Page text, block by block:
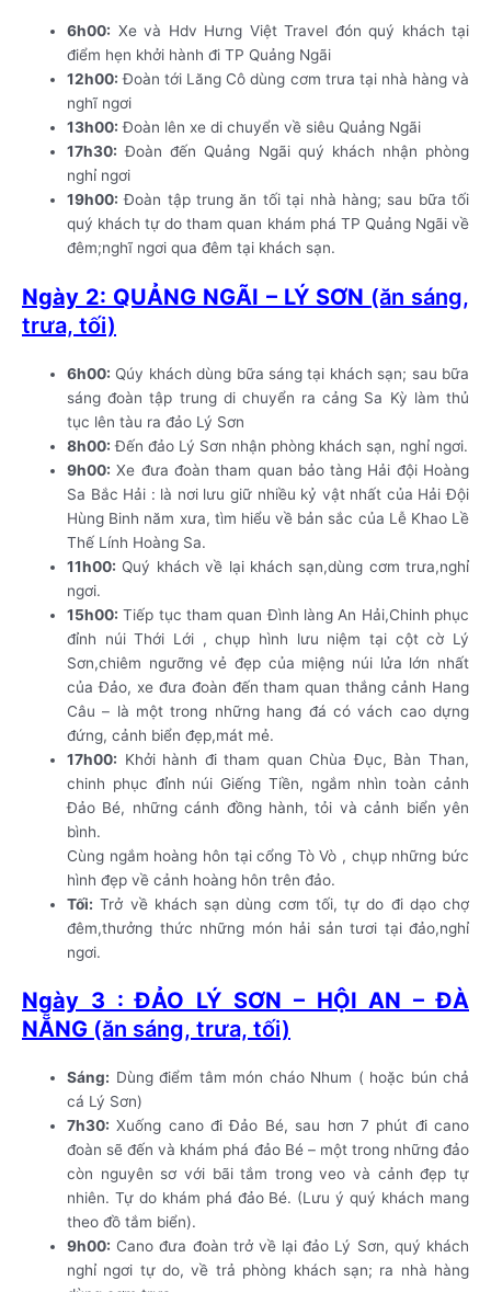
6h00: Xe và Hdv Hưng Việt Travel đón quý khách tại
điểm hẹn khởi hành đi TP Quảng Ngãi
12h00: Đoàn tới Lăng Cô dùng cơm trưa tại nhà hàng và
nghĩ ngơi
13h00: Đoàn lên xe di chuyển về siêu Quảng Ngãi
17h30: Đoàn đến Quảng Ngãi quý khách nhận phòng
nghỉ ngơi
19h00: Đoàn tập trung ăn tối tại nhà hàng; sau bữa tối
quý khách tự do tham quan khám phá TP Quảng Ngãi về
đêm;nghĩ ngơi qua đêm tại khách sạn.
Ngày 2: QUẢNG NGÃI – LÝ SƠN (ăn sáng,
trưa, tối)
6h00: Qúy khách dùng bữa sáng tại khách sạn; sau bữa
sáng đoàn tập trung di chuyển ra cảng Sa Kỳ làm thủ
tục lên tàu ra đảo Lý Sơn
8h00: Đến đảo Lý Sơn nhận phòng khách sạn, nghỉ ngơi.
9h00: Xe đưa đoàn tham quan bảo tàng Hải đội Hoàng
Sa Bắc Hải : là nơi lưu giữ nhiều kỷ vật nhất của Hải Đội
Hùng Binh năm xưa, tìm hiểu về bản sắc của Lễ Khao Lề
Thế Lính Hoàng Sa.
11h00: Quý khách về lại khách sạn,dùng cơm trưa,nghỉ
ngơi.
15h00: Tiếp tục tham quan Đình làng An Hải,Chinh phục
đỉnh núi Thới Lới , chụp hình lưu niệm tại cột cờ Lý
Sơn,chiêm ngưỡng vẻ đẹp của miệng núi lửa lớn nhất
của Đảo, xe đưa đoàn đến tham quan thắng cảnh Hang
Câu – là một trong những hang đá có vách cao dựng
đứng, cảnh biển đẹp,mát mẻ.
17h00: Khởi hành đi tham quan Chùa Đục, Bàn Than,
chinh phục đỉnh núi Giếng Tiền, ngắm nhìn toàn cảnh
Đảo Bé, những cánh đồng hành, tỏi và cảnh biển yên
bình.
Cùng ngắm hoàng hôn tại cổng Tò Vò , chụp những bức
hình đẹp về cảnh hoàng hôn trên đảo.
Tối: Trở về khách sạn dùng cơm tối, tự do đi dạo chợ
đêm,thưởng thức những món hải sản tươi tại đảo,nghỉ
ngơi.
Ngày 3 : ĐẢO LÝ SƠN – HỘI AN – ĐÀ
NẴNG (ăn sáng, trưa, tối)
Sáng: Dùng điểm tâm món cháo Nhum ( hoặc bún chả
cá Lý Sơn)
7h30: Xuống cano đi Đảo Bé, sau hơn 7 phút đi cano
đoàn sẽ đến và khám phá đảo Bé – một trong những đảo
còn nguyên sơ với bãi tắm trong veo và cảnh đẹp tự
nhiên. Tự do khám phá đảo Bé. (Lưu ý quý khách mang
theo đồ tắm biển).
9h00: Cano đưa đoàn trở về lại đảo Lý Sơn, quý khách
nghỉ ngơi tự do, về trả phòng khách sạn; ra nhà hàng